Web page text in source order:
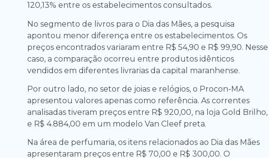
120,13% entre os estabelecimentos consultados.
No segmento de livros para o Dia das Mães, a pesquisa
apontou menor diferença entre os estabelecimentos. Os
preços encontrados variaram entre R$ 54,90 e R$ 99,90. Nesse
caso, a comparação ocorreu entre produtos idênticos
vendidos em diferentes livrarias da capital maranhense.
Por outro lado, no setor de joias e relógios, o Procon-MA
apresentou valores apenas como referência. As correntes
analisadas tiveram preços entre R$ 920,00, na loja Gold Brilho,
e R$ 4.884,00 em um modelo Van Cleef preta.
Na área de perfumaria, os itens relacionados ao Dia das Mães
apresentaram preços entre R$ 70,00 e R$ 300,00. O